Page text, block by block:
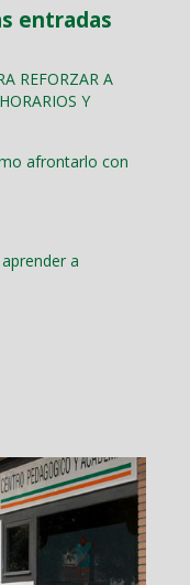
entradas
REFORZAR A
Y
afrontarlo con
a